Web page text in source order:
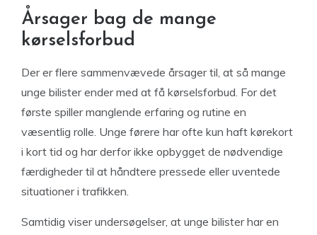
Årsager bag de mange
kørselsforbud
Der er flere sammenvævede årsager til, at så mange
unge bilister ender med at få kørselsforbud. For det
første spiller manglende erfaring og rutine en
væsentlig rolle. Unge førere har ofte kun haft kørekort
i kort tid og har derfor ikke opbygget de nødvendige
færdigheder til at håndtere pressede eller uventede
situationer i trafikken.
Samtidig viser undersøgelser, at unge bilister har en